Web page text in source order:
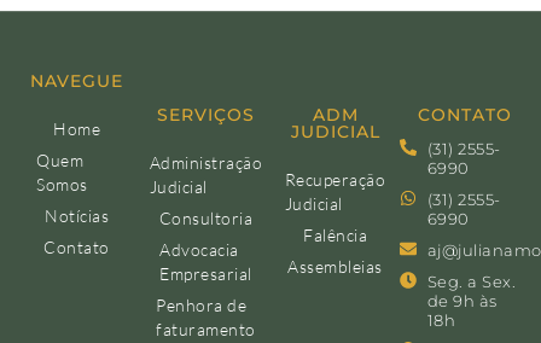
NAVEGUE
Home
Quem
Somos
Notícias
Contato
SERVIÇOS
Administração
Judicial
Consultoria
Advocacia
Empresarial
Penhora de
faturamento
ADM
JUDICIAL
Recuperação
Judicial
Falência
Assembleias
CONTATO
(31) 2555-
6990
(31) 2555-
6990
Seg. a Sex.
de 9h às
18h